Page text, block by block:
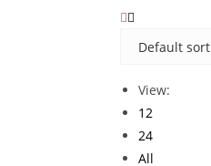
View:
12
24
All